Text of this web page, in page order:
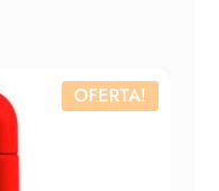
OFERTA!